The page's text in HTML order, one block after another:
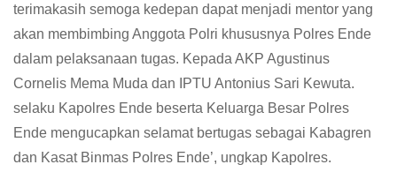
terimakasih semoga kedepan dapat menjadi mentor yang
akan membimbing Anggota Polri khususnya Polres Ende
dalam pelaksanaan tugas. Kepada AKP Agustinus
Cornelis Mema Muda dan IPTU Antonius Sari Kewuta.
selaku Kapolres Ende beserta Keluarga Besar Polres
Ende mengucapkan selamat bertugas sebagai Kabagren
dan Kasat Binmas Polres Ende’, ungkap Kapolres.